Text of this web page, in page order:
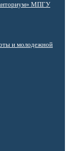
МПГУ
и молодежной